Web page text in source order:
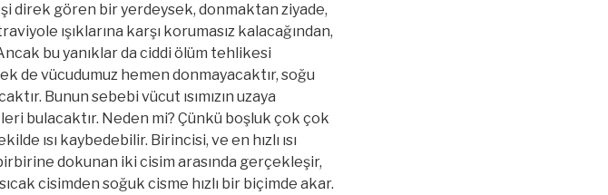
direk gören bir yerdeysek, donmaktan ziyade,
ışıklarına karşı korumasız kalacağından,
bu yanıklar da ciddi ölüm tehlikesi
de vücudumuz hemen donmayacaktır, soğu
Bunun sebebi vücut ısımızın uzaya
bulacaktır. Neden mi? Çünkü boşluk çok çok
ısı kaybedebilir. Birincisi, ve en hızlı ısı
dokunan iki cisim arasında gerçekleşir,
cisimden soğuk cisme hızlı bir biçimde akar.